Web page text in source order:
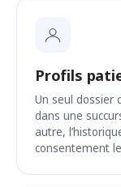
Profils
Un seul dossier
dans une
autre,
consentement